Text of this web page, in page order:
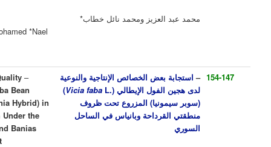
ومحمد نائل خطاب*
Mohamed Abd Elaziz and Mohamed *Nael
بعض الخصائص الإنتاجية والنوعية
Vicia faba
المزروع تحت ظروف
وبانياس في الساحل
–
Some of Productivity and Quality
Characteristics of Italian Faba Bean
(Vicia fabaL.) (Super Simonia Hybrid) in
Response to the Cultivation Under the
Conditions of Al Qardaha and Banias
Regions in the Syrian Coast